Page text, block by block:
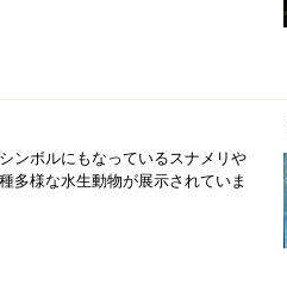
ンボルにもなっているスナメリや
多様な水生動物が展示されていま